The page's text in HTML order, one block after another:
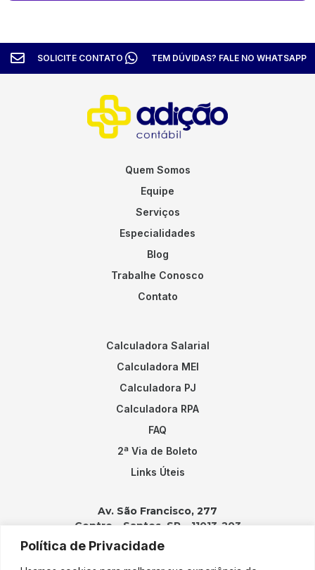
Política de Privacidade
SOLICITE CONTATO TEM DÚVIDAS? FALE NO WHATSAPP
Quem Somos
Equipe
Serviços
Especialidades
Blog
Trabalhe Conosco
Contato
Calculadora Salarial
Calculadora MEI
Calculadora PJ
Calculadora RPA
FAQ
2ª Via de Boleto
Links Úteis
Av. São Francisco, 277
Centro – Santos, SP – 11013-203
Contatos: